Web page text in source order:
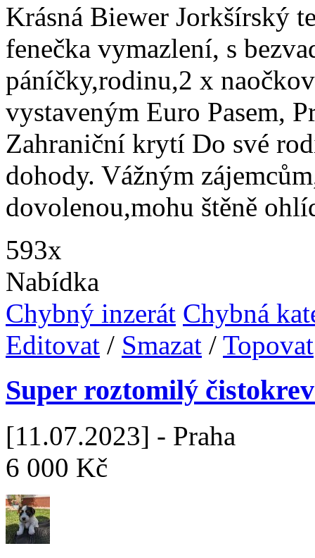
Krásná Biewer Jorkšírský
fenečka vymazlení, s
páníčky,rodinu,2 x
vystaveným Euro Pasem,
Zahraniční krytí Do své
dohody. Vážným
dovolenou,mohu štěně
593x
Nabídka
Chybný inzerát Chybná
Editovat / Smazat / Topovat
Super roztomilý
[11.07.2023] - Praha
6 000 Kč